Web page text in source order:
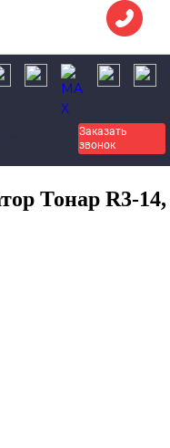
Заказать
звонок
Тонар R3-14,